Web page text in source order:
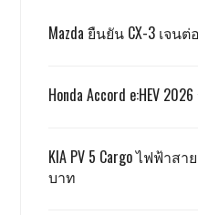
Mazda ยืนยัน CX-3 เจ
Honda Accord e:HEV
KIA PV 5 Cargo ไฟฟ้าส
บาท